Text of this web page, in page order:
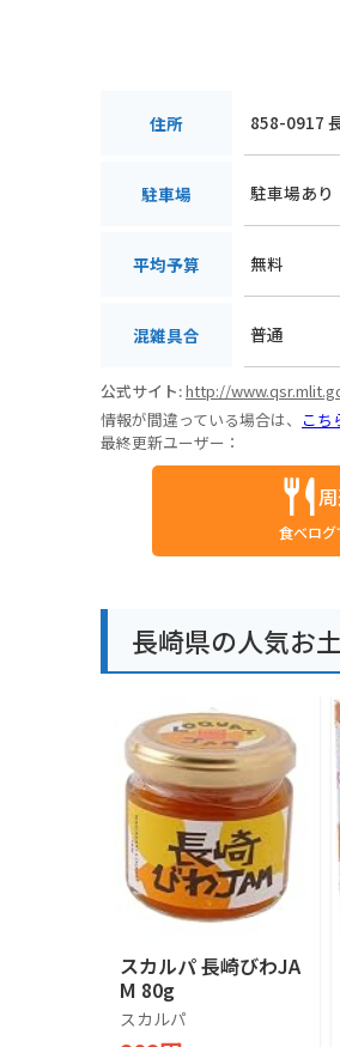
住所 858-0917
駐車場 駐車場あり
平均予算 無料
混雑具合 普通
公式サイト:http://
情報が間違っている場合は、 こち
最終更新ユーザー：
食べログ
長崎県の人気お
スカルパ 長崎びわJA
M 80g
スカルパ